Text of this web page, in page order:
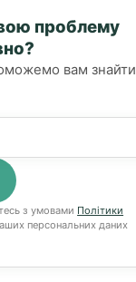
проблему
вам знайти
з умовами Політики
персональних даних